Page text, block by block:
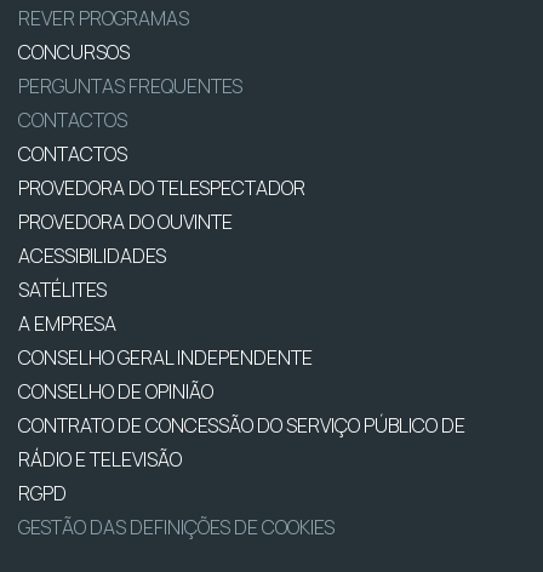
REVER PROGRAMAS
CONCURSOS
PERGUNTAS FREQUENTES
CONTACTOS
CONTACTOS
PROVEDORA DO TELESPECTADOR
PROVEDORA DO OUVINTE
ACESSIBILIDADES
SATÉLITES
A EMPRESA
CONSELHO GERAL INDEPENDENTE
CONSELHO DE OPINIÃO
CONTRATO DE CONCESSÃO DO SERVIÇO PÚBLICO DE
RÁDIO E TELEVISÃO
RGPD
GESTÃO DAS DEFINIÇÕES DE COOKIES